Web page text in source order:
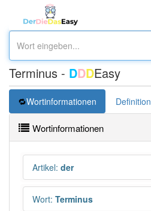
Terminus - DDDEasy
Wortinformationen Definition
Wortinformationen
Artikel: der
Wort: Terminus